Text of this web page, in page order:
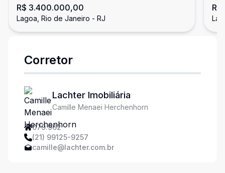
vagas
R$ 3.400.000,00
Lagoa, Rio de Janeiro - RJ
Corretor
Lachter Imobiliária
Camille Menaei Herchenhorn
079.962
(21) 99125-9257
camille@lachter.com.br